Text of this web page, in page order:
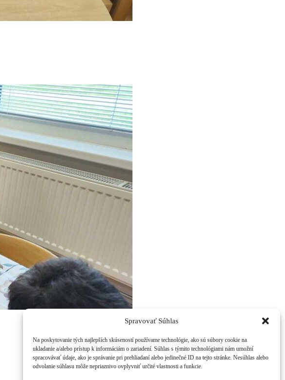
Spravovať Súhlas
Na poskytovanie tých najlepších skúseností používame technológie, ako sú súbory cookie na
ukladanie a/alebo prístup k informáciám o zariadení. Súhlas s týmito technológiami nám umožní
spracovávať údaje, ako je správanie pri prehliadaní alebo jedinečné ID na tejto stránke. Nesúhlas alebo
odvolanie súhlasu môže nepriaznivo ovplyvniť určité vlastnosti a funkcie.